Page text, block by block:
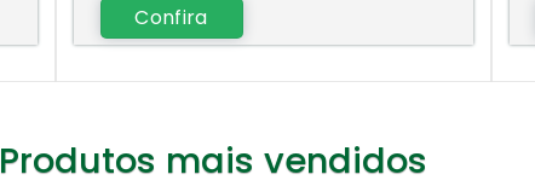
Confira
Produtos mais vendidos